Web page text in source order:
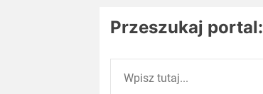
Przeszukaj portal: